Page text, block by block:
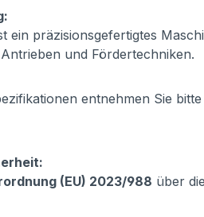
ein präzisionsgefertigtes
und Fördertechniken.
entnehmen Sie bitte
(EU) 2023/988 über